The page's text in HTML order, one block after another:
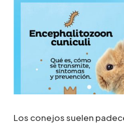
Los conejos suelen